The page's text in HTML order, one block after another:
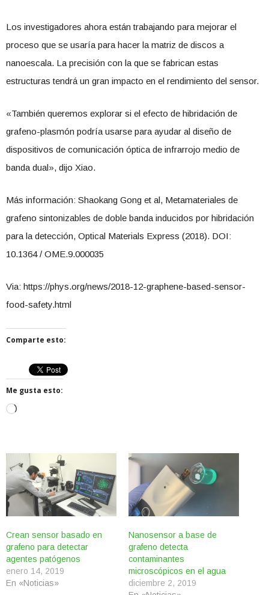
Los investigadores ahora están trabajando para mejorar el
proceso que se usaría para hacer la matriz de discos a
nanoescala. La precisión con la que se fabrican estas
estructuras tendrá un gran impacto en el rendimiento del sensor.
«También queremos explorar si el efecto de hibridación de
grafeno-plasmón podría usarse para ayudar al diseño de
dispositivos de comunicación óptica de infrarrojo medio de
banda dual», dijo Xiao.
Más información: Shaokang Gong et al, Metamateriales de
grafeno sintonizables de doble banda inducidos por hibridación
para la detección, Optical Materials Express (2018). DOI:
10.1364 / OME.9.000035
Via: https://phys.org/news/2018-12-graphene-based-sensor-
food-safety.html
Comparte esto:
Me gusta esto:
Cargando...
Crean sensor basado en
grafeno para detectar
agentes patógenos
enero 14, 2019
En «Noticias»
Nanosensor a base de
grafeno detecta
contaminantes
microscópicos en el agua
diciembre 2, 2019